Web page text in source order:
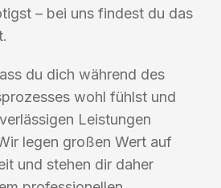
– bei uns findest du das
du dich während des
wohl fühlst und
Leistungen
legen großen Wert auf
und stehen dir daher